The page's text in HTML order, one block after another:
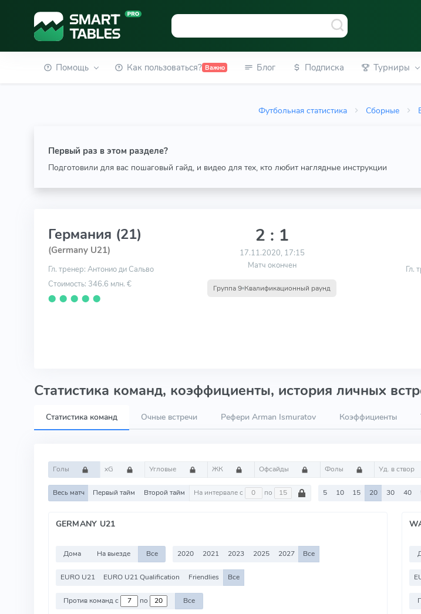
Помощь Как пользоваться? Важно Блог Подписка Турниры
Футбольная статистика Сборные
Первый раз в этом разделе?
Подготовили для вас пошаговый гайд, и видео для тех, кто любит наглядные инструкции
Германия (21)
(Germany U21)
Гл. тренер: Антонио ди Сальво
Стоимость: 346.6 млн. €
⬤ ⬤ ⬤ ⬤ ⬤
2 : 1
17.11.2020, 17:15
Матч окончен
Группа 9 Квалификационный раунд
Гл.
Статистика команд, коэффициенты, история личных
Статистика команд Очные встречи Рефери Arman Ismuratov Коэффициенты
Голы xG Угловые ЖК Офсайды Фолы Уд. в створ
Весь матч Первый тайм Второй тайм На интервале с по 5 10 15 20 30 40
GERMANY U21
Дома На выезде Все 2020 2021 2023 2025 2027 Все
EURO U21 EURO U21 Qualification Friendlies Все
Против команд с по Все